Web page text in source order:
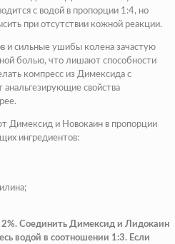
с водой в пропорции 1:4, но
при отсутствии кожной реакции.
и сильные ушибы колена зачастую
болью, что лишают способности
компресс из Димексида с
свойства
Димексид и Новокаин в пропорции
ингредиентов:
Соединить Димексид и Лидокаин
водой в соотношении 1:3. Если